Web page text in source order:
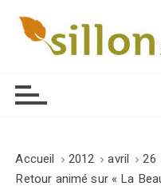
Accueil 2012 avril
26
Retour animé sur « La